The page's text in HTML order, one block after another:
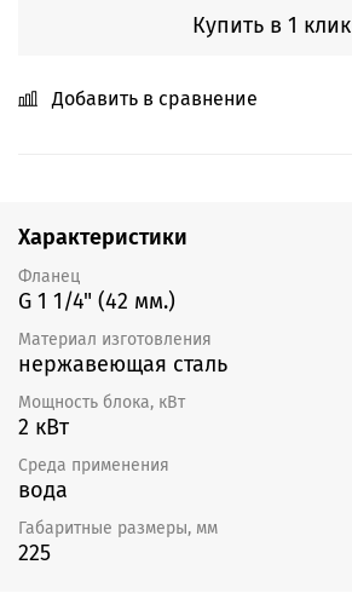
Купить в 1 клик
Добавить в сравнение
Характеристики
Фланец
G 1 1/4" (42 мм.)
Материал изготовления
нержавеющая сталь
Мощность блока, кВт
2 кВт
Среда применения
вода
Габаритные размеры, мм
225